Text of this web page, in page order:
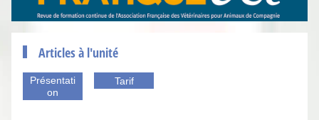
Articles à l'unité
Présentati
on
Tarif